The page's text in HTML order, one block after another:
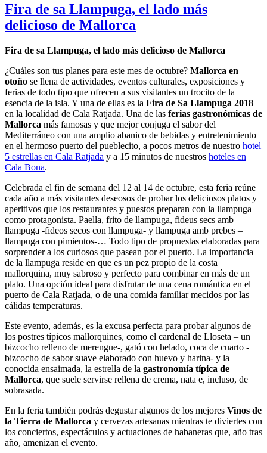
Fira de sa Llampuga, el lado más
delicioso de Mallorca
Fira de sa Llampuga, el lado más delicioso de Mallorca
¿Cuáles son tus planes para este mes de octubre? Mallorca en
otoño se llena de actividades, eventos culturales, exposiciones y
ferias de todo tipo que ofrecen a sus visitantes un trocito de la
esencia de la isla. Y una de ellas es la Fira de Sa Llampuga 2018
en la localidad de Cala Ratjada. Una de las ferias gastronómicas de
Mallorca más famosas y que mejor conjuga el sabor del
Mediterráneo con una amplio abanico de bebidas y entretenimiento
en el hermoso puerto del pueblecito, a pocos metros de nuestro hotel
5 estrellas en Cala Ratjada y a 15 minutos de nuestros hoteles en
Cala Bona.
Celebrada el fin de semana del 12 al 14 de octubre, esta feria reúne
cada año a más visitantes deseosos de probar los deliciosos platos y
aperitivos que los restaurantes y puestos preparan con la llampuga
como protagonista. Paella, frito de llampuga, fideus secs amb
llampuga -fideos secos con llampuga- y llampuga amb prebes –
llampuga con pimientos-… Todo tipo de propuestas elaboradas para
sorprender a los curiosos que pasean por el puerto. La importancia
de la llampuga reside en que es un pez propio de la costa
mallorquina, muy sabroso y perfecto para combinar en más de un
plato. Una opción ideal para disfrutar de una cena romántica en el
puerto de Cala Ratjada, o de una comida familiar mecidos por las
cálidas temperaturas.
Este evento, además, es la excusa perfecta para probar algunos de
los postres típicos mallorquines, como el cardenal de Lloseta – un
bizcocho relleno de merengue-, gató con helado, coca de cuarto -
bizcocho de sabor suave elaborado con huevo y harina- y la
conocida ensaimada, la estrella de la gastronomía típica de
Mallorca, que suele servirse rellena de crema, nata e, incluso, de
sobrasada.
En la feria también podrás degustar algunos de los mejores Vinos de
la Tierra de Mallorca y cervezas artesanas mientras te diviertes con
los conciertos, espectáculos y actuaciones de habaneras que, año tras
año, amenizan el evento.